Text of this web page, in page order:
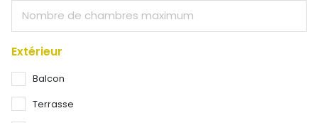
Extérieur
Balcon
Terrasse